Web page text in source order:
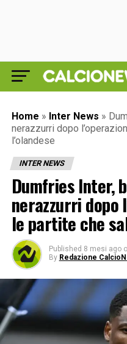
Home » Inter News »
nerazzurri dopo
l’olandese
INTER NEWS
Dumfries Inter,
nerazzurri dopo
le partite che
Published 8 mesi ago
By Redazione